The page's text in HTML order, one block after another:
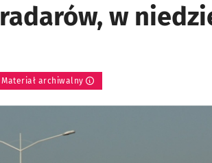
w
Materiał archiwalny